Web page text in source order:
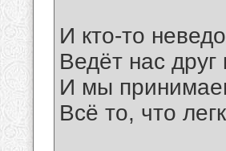
И кто-то
Ведёт нас друг
И мы
Всё то, что